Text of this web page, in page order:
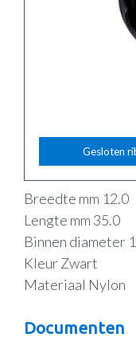
Gesloten
Breedte mm 12.0
Lengte mm 35.0
Binnen diameter
Kleur Zwart
Materiaal Nylon
Documenten